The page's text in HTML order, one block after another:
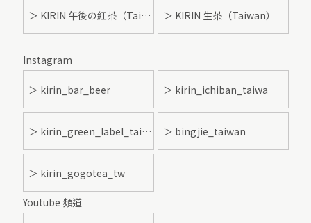
＞ KIRIN 午後の紅茶（Taiwan） ＞ KIRIN 生茶（Taiwan）
Instagram
＞ kirin_bar_beer ＞ kirin_ichiban_taiwa
＞ kirin_green_label_taiwan ＞ bingjie_taiwan
＞ kirin_gogotea_tw
Youtube 頻道